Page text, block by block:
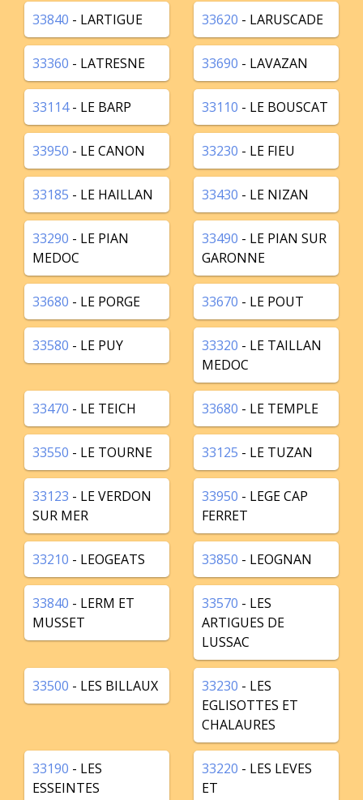
33840 - LARTIGUE 33620 - LARUSCADE
33360 - LATRESNE 33690 - LAVAZAN
33114- LE BARP 33110 - LE BOUSCAT
33950 - LE CANON 33230 - LE FIEU
33185 - LE HAILLAN 33430 - LE NIZAN
33290 - LE PIAN
MEDOC
33490 - LE PIAN SUR
GARONNE
33680 - LE PORGE 33670 - LE POUT
33580 - LE PUY 33320 - LE TAILLAN
MEDOC
33470 - LE TEICH 33680 - LE TEMPLE
33550 - LE TOURNE 33125 - LE TUZAN
33123 - LE VERDON
SUR MER
33950 - LEGE CAP
FERRET
33210 - LEOGEATS 33850 - LEOGNAN
33840 - LERM ET
MUSSET
33570 - LES
ARTIGUES DE
LUSSAC
33500 - LES BILLAUX 33230 - LES
EGLISOTTES ET
CHALAURES
33190 - LES
ESSEINTES
33220 - LES LEVES
ET